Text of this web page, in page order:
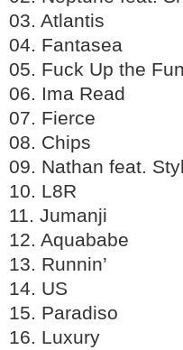
03. Atlantis
04. Fantasea
05. Fuck Up the Fun
06. Ima Read
07. Fierce
08. Chips
09. Nathan feat.
10. L8R
11. Jumanji
12. Aquababe
13. Runnin’
14. US
15. Paradiso
16. Luxury